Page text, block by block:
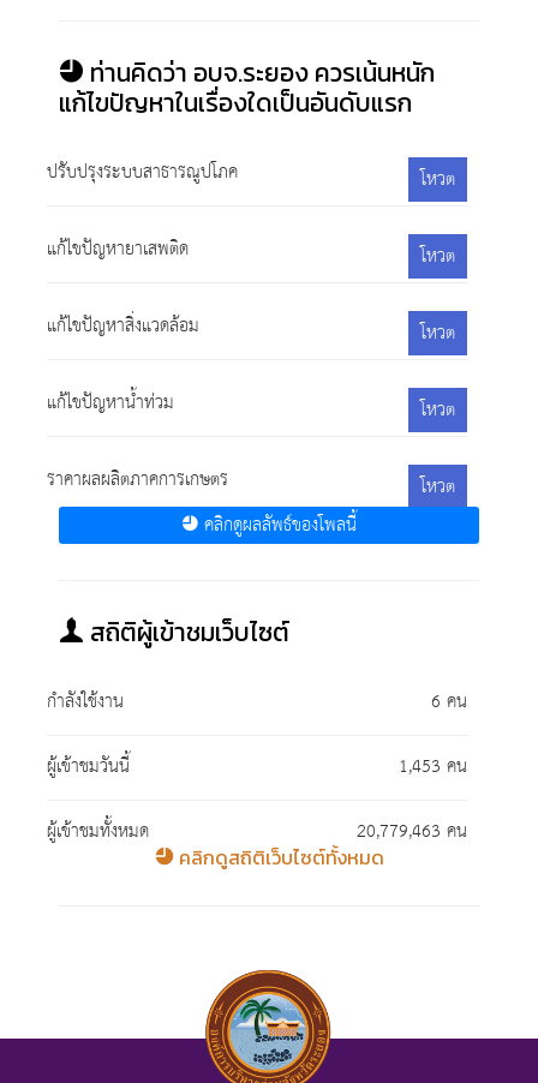
ท่านคิดว่า อบจ.ระยอง ควรเน้นหนัก
แก้ไขปัญหาในเรื่องใดเป็นอันดับแรก
ปรับปรุงระบบสาธารณูปโภค โหวต
แก้ไขปัญหายาเสพติด โหวต
แก้ไขปัญหาสิ่งแวดล้อม โหวต
แก้ไขปัญหาน้ำท่วม โหวต
ราคาผลผลิตภาคการเกษตร
โหวต
คลิกดูผลลัพธ์ของโพลนี้
สถิติผู้เข้าชมเว็บไซต์
กำลังใช้งาน
6 คน
ผู้เข้าชมวันนี้
1,453 คน
ผู้เข้าชมทั้งหมด
20,779,463 คน
คลิกดูสถิติเว็บไซต์ทั้งหมด